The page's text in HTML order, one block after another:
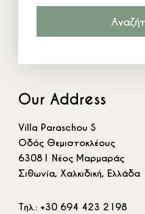
Our Address
Villa Paraschou S
Οδός Θεμιστοκλέους
63081 Νέος Μαρμαράς
Σιθωνία, Χαλκιδική, Ελλάδα
Τηλ.: +30 694 423 2198